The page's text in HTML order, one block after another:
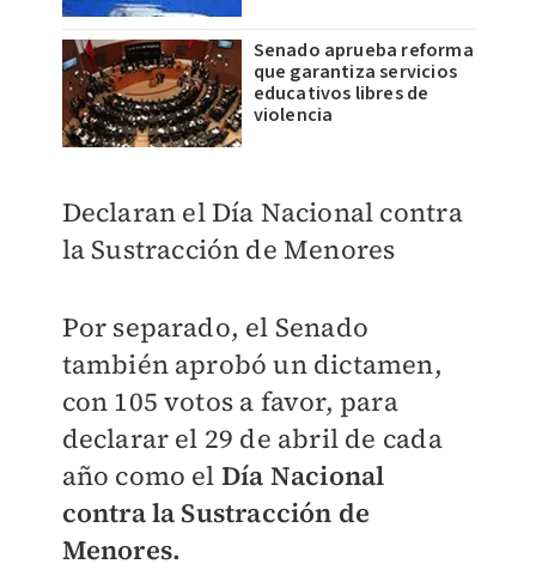
Senado aprueba reforma
que garantiza servicios
educativos libres de
violencia
Declaran el Día Nacional contra
la Sustracción de Menores
Por separado, el Senado
también aprobó un dictamen,
con 105 votos a favor, para
declarar el 29 de abril de cada
año como el Día Nacional
contra la Sustracción de
Menores.